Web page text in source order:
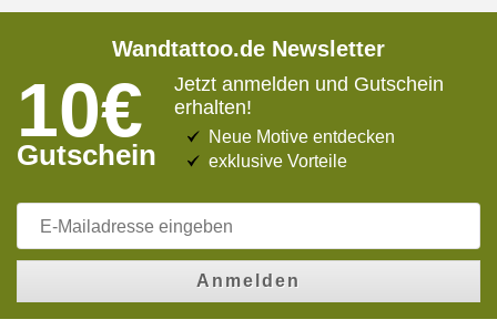
Wandtattoo.de Newsletter
10€
Gutschein
Jetzt anmelden und Gutschein
erhalten!
Neue Motive entdecken
exklusive Vorteile
Anmelden